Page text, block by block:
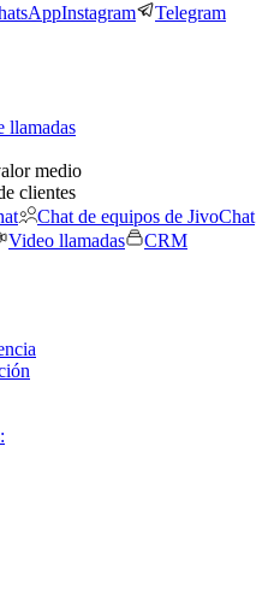
Instagram Telegram
llamadas
medio
clientes
Chat de equipos de JivoChat
Video llamadas
CRM